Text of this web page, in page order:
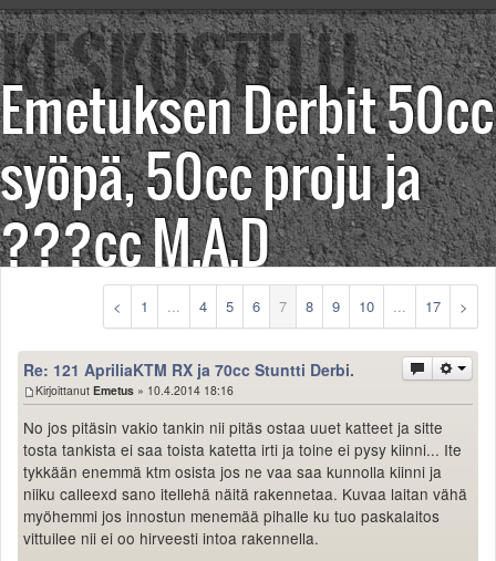
Enduro/MX
KESKUSTELU
Haku
Säännöt ja ohjeet
KUVAT/VIDEOT
Haku
Säännöt ja ohjeet
Uudet ajoneuvot
Uudet kuvat
Uudet videot
Uudet kommentit
Ajoneuvot
Osat
TIETOPANKKI
TAPAHTUMAT
MP15 kuvia
MP14 kuvia
MP13 kuvia
ACS 2015 kuvia
Emetuksen Derbit 50cc
syöpä, 50cc proju ja
???cc M.A.D
< 1 ... 4 5 6 7 8 9 10 ... 17 >
Re: 121 ApriliaKTM RX ja 70cc Stuntti Derbi.
Kirjoittanut Emetus » 10.4.2014 18:16
No jos pitäsin vakio tankin nii pitäs ostaa uuet katteet ja sitte
tosta tankista ei saa toista katetta irti ja toine ei pysy kiinni... Ite
tykkään enemmä ktm osista jos ne vaa saa kunnolla kiinni ja
niiku calleexd sano itellehä näitä rakennetaa. Kuvaa laitan vähä
myöhemmi jos innostun menemää pihalle ku tuo paskalaitos
vittuilee nii ei oo hirveesti intoa rakennella.